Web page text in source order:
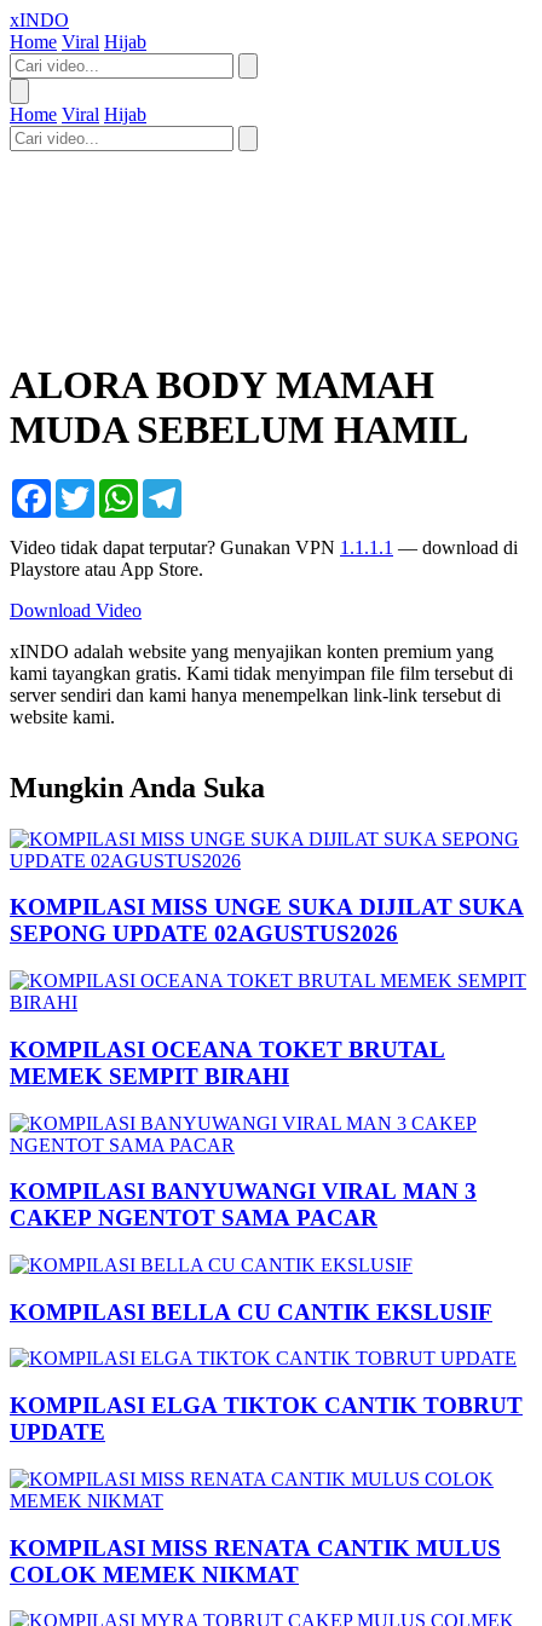
xINDO
Home Viral Hijab
Home Viral Hijab
ALORA BODY MAMAH
MUDA SEBELUM HAMIL
Facebook
TwitterWhatsApp
Video tidak dapat terputar? Gunakan VPN 1.1.1.1 — download di
Playstore atau App Store.
Download Video
xINDO adalah website yang menyajikan konten premium yang
kami tayangkan gratis. Kami tidak menyimpan file film tersebut di
server sendiri dan kami hanya menempelkan link-link tersebut di
website kami.
Mungkin Anda Suka
KOMPILASI MISS UNGE SUKA DIJILAT SUKA
SEPONG UPDATE 02AGUSTUS2026
KOMPILASI OCEANA TOKET BRUTAL
MEMEK SEMPIT BIRAHI
KOMPILASI BANYUWANGI VIRAL MAN 3
CAKEP NGENTOT SAMA PACAR
KOMPILASI BELLA CU CANTIK EKSLUSIF
KOMPILASI ELGA TIKTOK CANTIK TOBRUT
UPDATE
KOMPILASI MISS RENATA CANTIK MULUS
COLOK MEMEK NIKMAT